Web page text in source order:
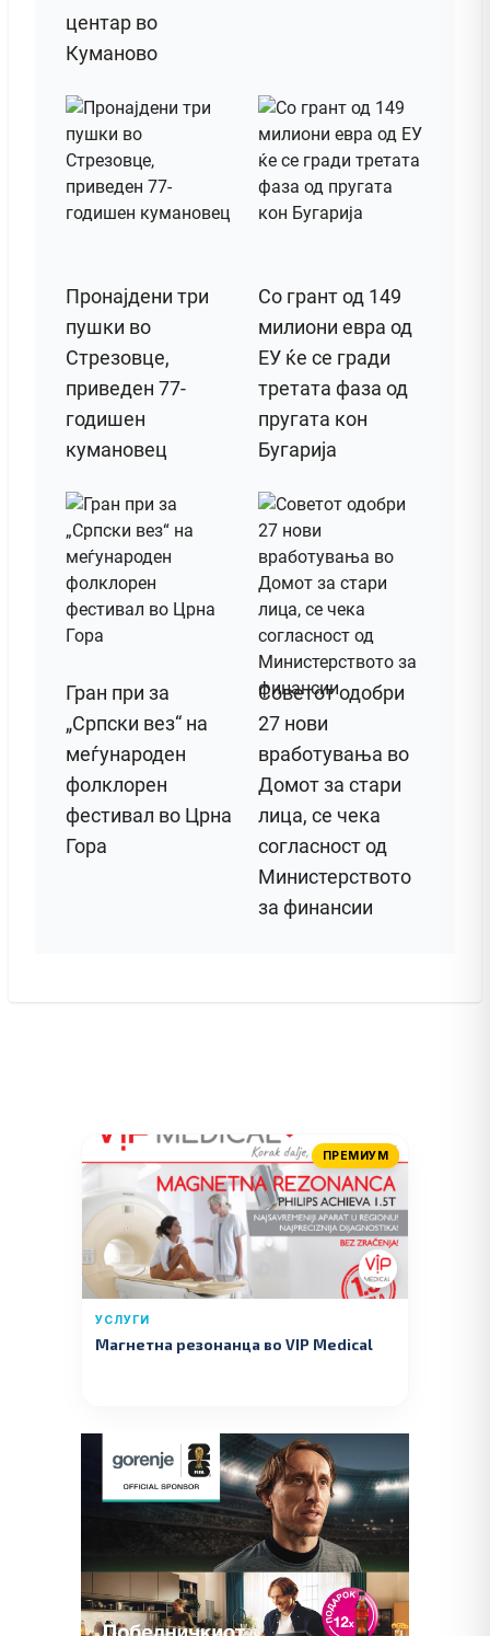
центар во
Куманово
Пронајдени три
пушки во
Стрезовце,
приведен 77-
годишен
кумановец
Со грант од 149
милиони евра од
ЕУ ќе се гради
третата фаза од
пругата кон
Бугарија
Гран при за
„Српски вез“ на
меѓународен
фолклорен
фестивал во Црна
Гора
Советот одобри
27 нови
вработувања во
Домот за стари
лица, се чека
согласност од
Министерството
за финансии
ПРЕМИУМ
УСЛУГИ
Магнетна резонанца во VIP Medical